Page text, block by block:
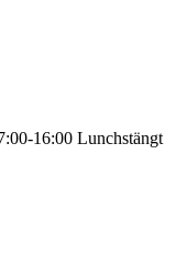
16:00 Lunchstängt